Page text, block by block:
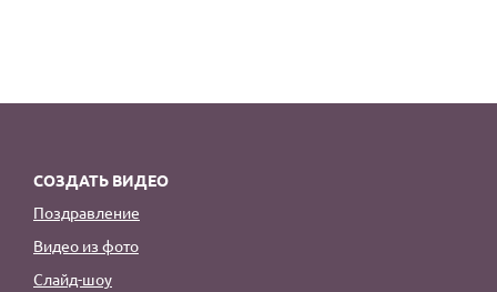
СОЗДАТЬ ВИДЕО
Поздравление
Видео из фото
Слайд-шоу